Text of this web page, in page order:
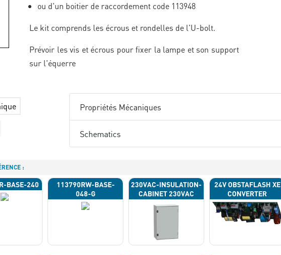
ou d'un boitier de raccordement code 113948
Le kit comprends les écrous et rondelles de l'U-bolt.
Prévoir les vis et écrous pour fixer la lampe et son support
sur l'équerre
Propriétés Mécaniques
Schematics
:
BASE-240
113790RW-BASE-
048-G
230VAC-INSULATION-
CABINET 230VAC
24V OBSTAFLASH XE
CONVERTER